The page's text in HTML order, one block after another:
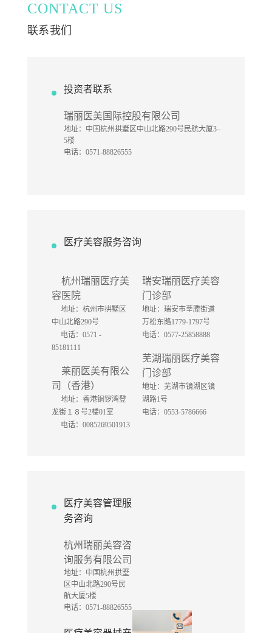
CONTACT US
联系我们
投资者联系
瑞丽医美国际控股有限公司
地址：中国杭州拱墅区中山北路290号民航大厦3–
5楼
电话：0571-88826555
医疗美容服务咨询
杭州瑞丽医疗美
容医院
地址：杭州市拱墅区
中山北路290号
电话：0571 -
85181111
莱丽医美有限公
司（香港）
地址：香港铜锣湾登
龙街１８号2楼01室
电话：0085269501913
瑞安瑞丽医疗美容
门诊部
地址：瑞安市莘塍街道
万松东路1779-1797号
电话：0577-25858888
芜湖瑞丽医疗美容
门诊部
地址：芜湖市镜湖区镜
湖路1号
电话：0553-5786666
医疗美容管理服
务咨询
杭州瑞丽美容咨
询服务有限公司
地址：中国杭州拱墅
区中山北路290号民
航大厦5楼
电话：0571-88826555